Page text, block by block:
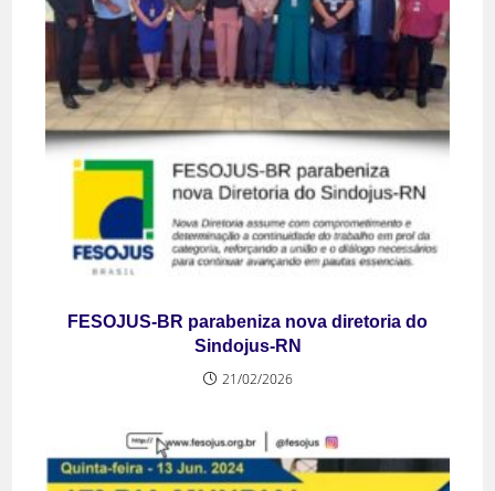
FESOJUS-BR parabeniza nova diretoria do
Sindojus-RN
21/02/2026